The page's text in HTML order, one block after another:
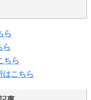
ら
ら
ちら
はこちら